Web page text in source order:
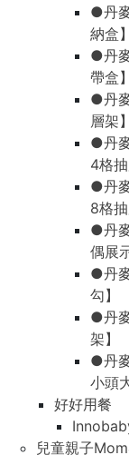
●丹
納盒】
●丹
帶盒
●丹
層架】
●丹
4格抽
●丹
8格抽
●丹
偶展
●丹
勾】
●丹
架】
●丹
小頭
好好用餐
兒童親子